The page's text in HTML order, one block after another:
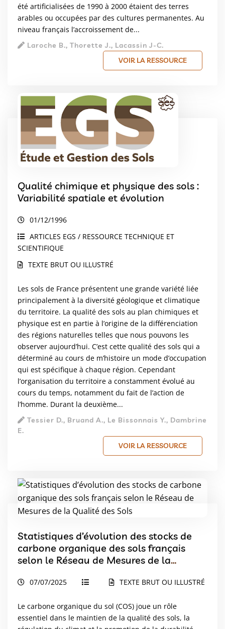
été artificialisées de 1990 à 2000 étaient des terres
arables ou occupées par des cultures permanentes. Au
niveau français l’accroissement de...
Laroche B., Thorette J., Lacassin J-C.
VOIR LA RESSOURCE
Qualité chimique et physique des sols :
Variabilité spatiale et évolution
01/12/1996
ARTICLES EGS / RESSOURCE TECHNIQUE ET
SCIENTIFIQUE
TEXTE BRUT OU ILLUSTRÉ
Les sols de France présentent une grande variété liée
principalement à la diversité géologique et climatique
du territoire. La qualité des sols au plan chimiques et
physique est en partie à l’origine de la différenciation
des régions naturelles telles que nous pouvons les
observer aujourd’hui. C’est cette qualité des sols qui a
déterminé au cours de m’histoire un mode d’occupation
qui est spécifique à chaque région. Cependant
l’organisation du territoire a constamment évolué au
cours du temps, notamment du fait de l’action de
l’homme. Durant la deuxième...
Tessier D., Bruand A., Le Bissonnais Y., Dambrine
E.
VOIR LA RESSOURCE
Statistiques d’évolution des stocks de
carbone organique des sols français
selon le Réseau de Mesures de la
07/07/2025 TEXTE BRUT OU ILLUSTRÉ
Le carbone organique du sol (COS) joue un rôle
essentiel dans le maintien de la qualité des sols, la